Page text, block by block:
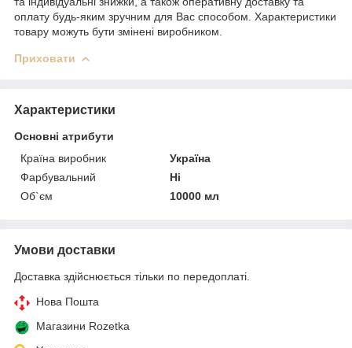
оплату будь-яким зручним для Вас способом. Характеристики
товару можуть бути змінені виробником.
Приховати
Характеристики
Основні атрибути
Країна виробник
Україна
Фарбувальний
Ні
Об`єм
10000 мл
Умови доставки
Доставка здійснюється тільки по передоплаті.
Нова Пошта
Магазини Rozetka